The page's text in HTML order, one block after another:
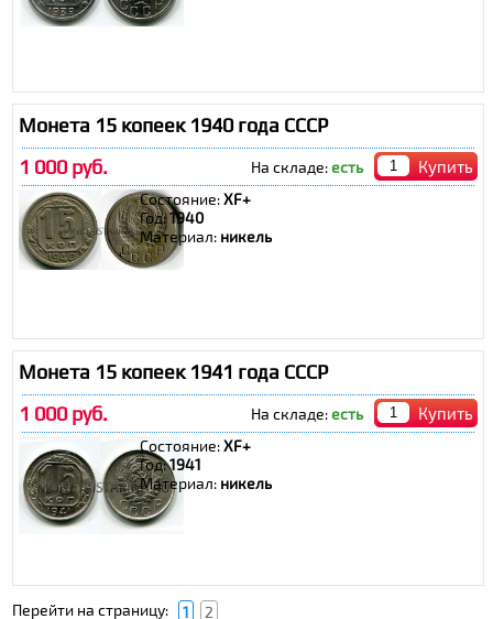
Монета 15 копеек 1940 года СССР
1 000 руб.
На складе:есть Купить
Состояние:ХF+
Год:1940
Материал: никель
Монета 15 копеек 1941 года СССР
1 000 руб.
На складе:есть Купить
Состояние:ХF+
Год:1941
Материал: никель
Перейти на страницу: 1 2